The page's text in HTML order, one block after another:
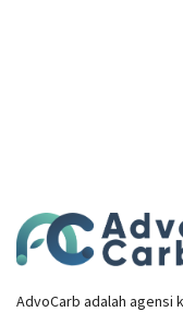
AdvoCarb adalah